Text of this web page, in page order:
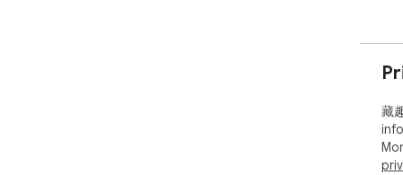
不
速
4.
式
间
藏